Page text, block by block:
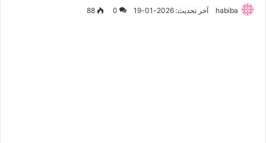
habiba آخر تحديث: 2026-01-19 0
88